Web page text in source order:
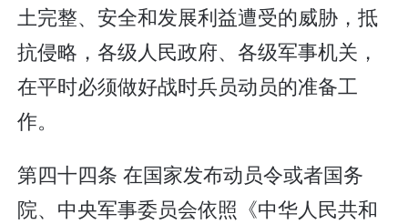
土完整、安全和发展利益遭受的威胁，抵
抗侵略，各级人民政府、各级军事机关，
在平时必须做好战时兵员动员的准备工
作。
第四十四条 在国家发布动员令或者国务
院、中央军事委员会依照《中华人民共和